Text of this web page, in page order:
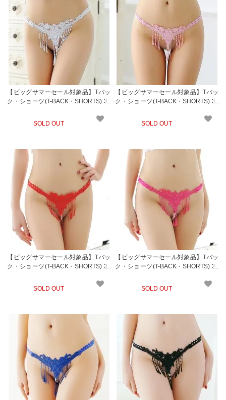
【ビッグサマーセール対象品】Tバッ
ク・ショーツ(T-BACK・SHORTS) 36
SOLD OUT
【ビッグサマーセール対象品】Tバッ
ク・ショーツ(T-BACK・SHORTS) 36
SOLD OUT
【ビッグサマーセール対象品】Tバッ
ク・ショーツ(T-BACK・SHORTS) 36
SOLD OUT
【ビッグサマーセール対象品】Tバッ
ク・ショーツ(T-BACK・SHORTS) 36
SOLD OUT